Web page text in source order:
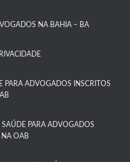
NA BAHIA – BA​
PARA ADVOGADOS INSCRITOS
PARA ADVOGADOS
NA OAB